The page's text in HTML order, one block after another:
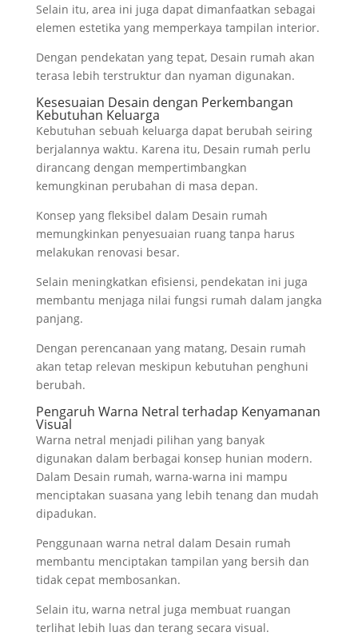
Selain itu, area ini juga dapat dimanfaatkan sebagai
elemen estetika yang memperkaya tampilan interior.
Dengan pendekatan yang tepat, Desain rumah akan
terasa lebih terstruktur dan nyaman digunakan.
Kesesuaian Desain dengan Perkembangan
Kebutuhan Keluarga
Kebutuhan sebuah keluarga dapat berubah seiring
berjalannya waktu. Karena itu, Desain rumah perlu
dirancang dengan mempertimbangkan
kemungkinan perubahan di masa depan.
Konsep yang fleksibel dalam Desain rumah
memungkinkan penyesuaian ruang tanpa harus
melakukan renovasi besar.
Selain meningkatkan efisiensi, pendekatan ini juga
membantu menjaga nilai fungsi rumah dalam jangka
panjang.
Dengan perencanaan yang matang, Desain rumah
akan tetap relevan meskipun kebutuhan penghuni
berubah.
Pengaruh Warna Netral terhadap Kenyamanan
Visual
Warna netral menjadi pilihan yang banyak
digunakan dalam berbagai konsep hunian modern.
Dalam Desain rumah, warna-warna ini mampu
menciptakan suasana yang lebih tenang dan mudah
dipadukan.
Penggunaan warna netral dalam Desain rumah
membantu menciptakan tampilan yang bersih dan
tidak cepat membosankan.
Selain itu, warna netral juga membuat ruangan
terlihat lebih luas dan terang secara visual.